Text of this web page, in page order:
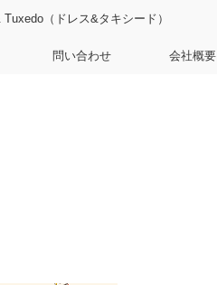
Tuxedo（ドレス&タキシード）
問い合わせ 会社概要